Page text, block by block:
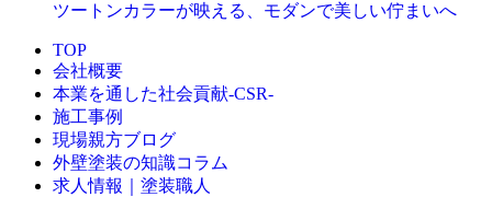
ツートンカラーが映える、モダンで美しい佇まいへ
TOP
会社概要
本業を通した社会貢献-CSR-
施工事例
現場親方ブログ
外壁塗装の知識コラム
求人情報｜塗装職人